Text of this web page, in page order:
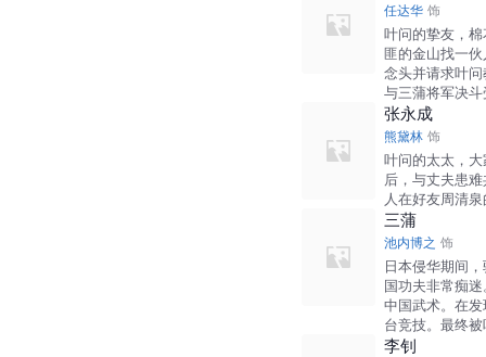
任达华 饰
叶问的挚友，
匪的金山找一
念头并请求叶
与三蒲将军决
张永成
熊黛林 饰
叶问的太太，
后，与丈夫患
人在好友周清
三蒲
池内博之 饰
日本侵华期间
国功夫非常痴
中国武术。在
台竞技。最终
李钊